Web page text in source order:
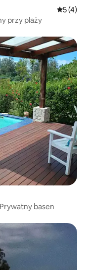
Średnia
5 (4)
przy plaży
basen
gości